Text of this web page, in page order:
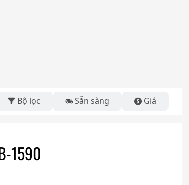
Bộ lọc Sẵn sàng Giá
1590